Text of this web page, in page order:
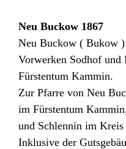
Neu Buckow 1867
Neu Buckow ( Bukow
Vorwerken Sodhof und
Fürstentum Kammin.
Zur Pfarre von Neu
im Fürstentum
und Schlennin im Kreis
Inklusive der